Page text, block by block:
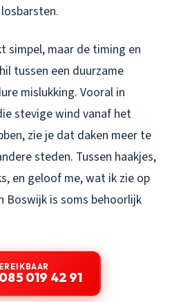
simpel, maar de timing en
tussen een duurzame
mislukking. Vooral in
stevige wind vanaf het
zie je dat daken meer te
steden. Tussen haakjes,
en geloof me, wat ik zie op
Boswijk is soms behoorlijk
019 42 91